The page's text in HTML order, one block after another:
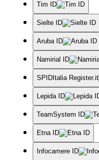
Tim ID
Sielte ID
Aruba ID
Namirial ID
SPIDItalia Register.it
Lepida ID
TeamSystem ID
Etna ID
Infocamere ID